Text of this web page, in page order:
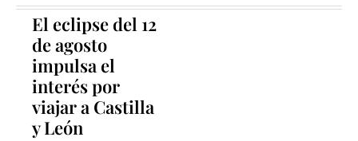
El eclipse del 12
de agosto
impulsa el
interés por
viajar a Castilla
y León